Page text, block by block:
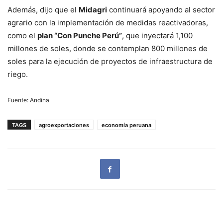
Además, dijo que el Midagri continuará apoyando al sector
agrario con la implementación de medidas reactivadoras,
como el plan “Con Punche Perú”, que inyectará 1,100
millones de soles, donde se contemplan 800 millones de
soles para la ejecución de proyectos de infraestructura de
riego.
Fuente: Andina
TAGS agroexportaciones economía peruana